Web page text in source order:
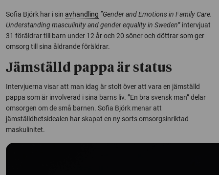
Sofia Björk har i sin avhandling ”Gender and Emotions in Family Care.
Understanding masculinity and gender equality in Sweden” intervjuat
31 föräldrar till barn under 12 år och 20 söner och döttrar som ger
omsorg till sina åldrande föräldrar.
Jämställd pappa är status
Intervjuerna visar att man idag är stolt över att vara en jämställd
pappa som är involverad i sina barns liv. ”En bra svensk man” delar
omsorgen om de små barnen. Sofia Björk menar att
jämställdhetsidealen har skapat en ny sorts omsorgsinriktad
maskulinitet.